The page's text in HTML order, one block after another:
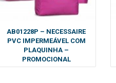
AB01228P – NECESSAIRE
PVC IMPERMEÁVEL COM
PLAQUINHA –
PROMOCIONAL